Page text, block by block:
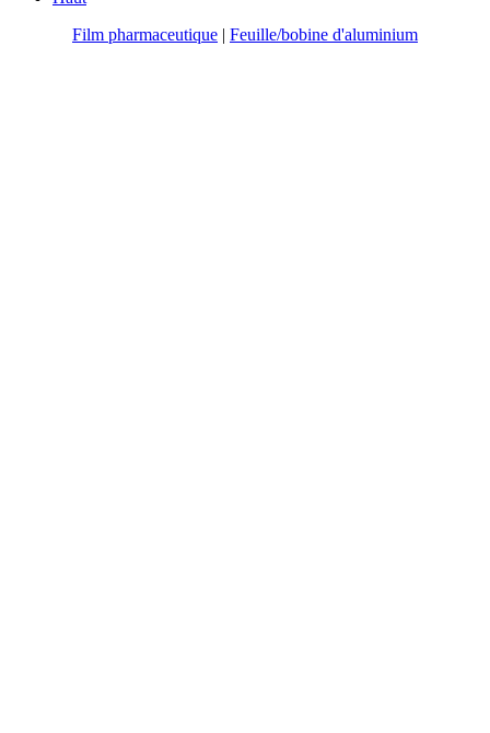
Film pharmaceutique | Feuille/bobine d'aluminium